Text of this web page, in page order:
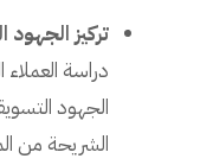
تركيز الجهود
دراسة
الجهود
الشريحة من